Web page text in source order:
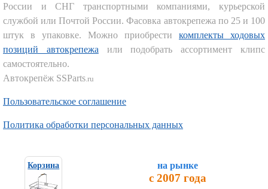
России и СНГ транспортными компаниями, курьерской
службой или Почтой России. Фасовка автокрепежа по 25 и 100
штук в упаковке. Можно приобрести комплекты ходовых
позиций автокрепежа или подобрать ассортимент клипс
самостоятельно.
Автокрепёж SSParts .ru
Пользовательское соглашение
Политика обработки персональных данных
Корзина на рынке
с 2007 года